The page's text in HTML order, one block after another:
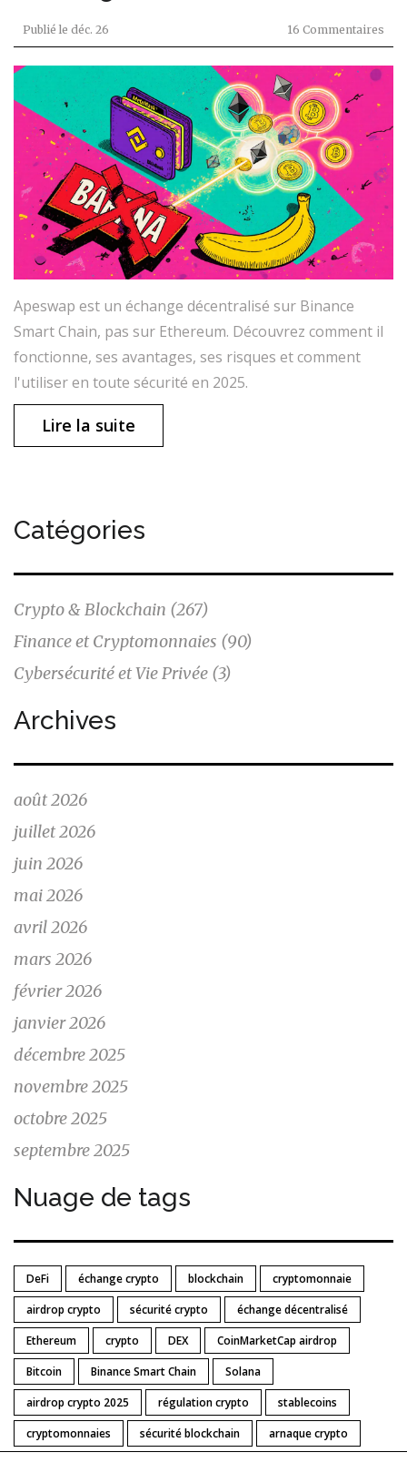
Publié le déc. 26 16 Commentaires
Apeswap est un échange décentralisé sur Binance
Smart Chain, pas sur Ethereum. Découvrez comment il
fonctionne, ses avantages, ses risques et comment
l'utiliser en toute sécurité en 2025.
Lire la suite
Catégories
Crypto & Blockchain (267)
Finance et Cryptomonnaies (90)
Cybersécurité et Vie Privée (3)
Archives
août 2026
juillet 2026
juin 2026
mai 2026
avril 2026
mars 2026
février 2026
janvier 2026
décembre 2025
novembre 2025
octobre 2025
septembre 2025
Nuage de tags
DeFi échange crypto blockchain
cryptomonnaie
airdrop crypto
sécurité crypto
échange décentralisé
Ethereum
crypto DEX
CoinMarketCap airdrop
Bitcoin
Binance Smart Chain
Solana
airdrop crypto 2025
régulation crypto
stablecoins
cryptomonnaies
sécurité blockchain arnaque crypto